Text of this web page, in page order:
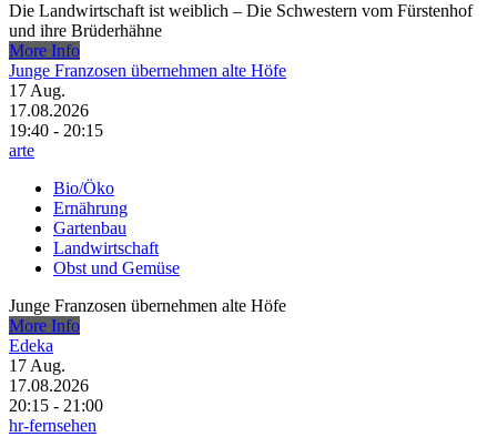
Die Landwirtschaft ist weiblich – Die Schwestern vom Fürstenhof
und ihre Brüderhähne
More Info
Junge Franzosen übernehmen alte Höfe
17 Aug.
17.08.2026
19:40 - 20:15
arte
Bio/Öko
Ernährung
Gartenbau
Landwirtschaft
Obst und Gemüse
Junge Franzosen übernehmen alte Höfe
More Info
Edeka
17 Aug.
17.08.2026
20:15 - 21:00
hr-fernsehen